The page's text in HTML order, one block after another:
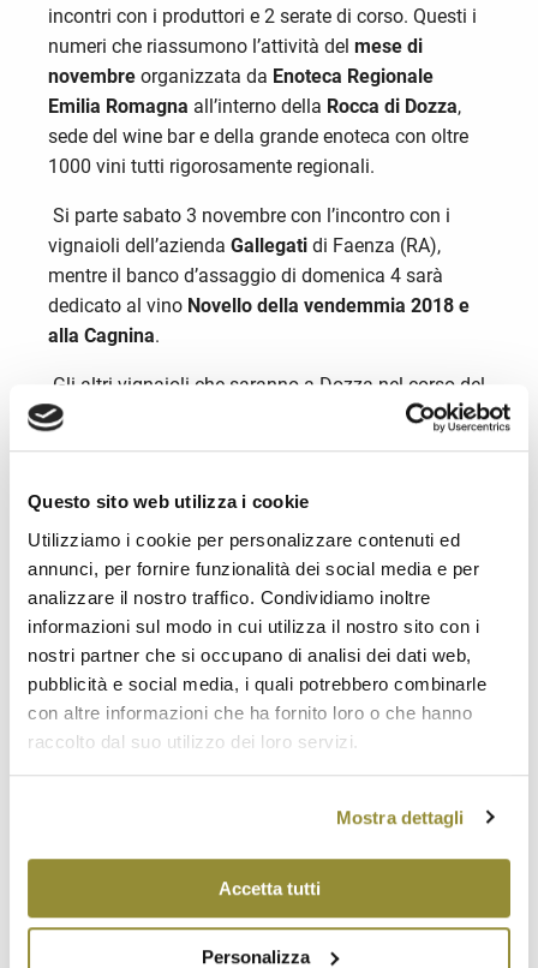
Questo sito web utilizza i cookie
Utilizziamo i cookie per personalizzare contenuti ed
annunci, per fornire funzionalità dei social media e per
analizzare il nostro traffico. Condividiamo inoltre
informazioni sul modo in cui utilizza il nostro sito con i
nostri partner che si occupano di analisi dei dati web,
pubblicità e social media, i quali potrebbero combinarle
con altre informazioni che ha fornito loro o che hanno
raccolto dal suo utilizzo dei loro servizi.
Mostra dettagli
Accetta tutti
Personalizza
incontri con i produttori e 2 serate di corso. Questi i
numeri che riassumono l’attività del mese di
novembre organizzata da Enoteca Regionale
Emilia Romagna all’interno della Rocca di Dozza,
sede del wine bar e della grande enoteca con oltre
1000 vini tutti rigorosamente regionali.
Si parte sabato 3 novembre con l’incontro con i
vignaioli dell’azienda Gallegati di Faenza (RA),
mentre il banco d’assaggio di domenica 4 sarà
dedicato al vino Novello della vendemmia 2018 e
alla Cagnina.
Gli altri vignaioli che saranno a Dozza nel corso del
mese di novembre sono quelli di:
Cà Bruciatadi
Imola (BO) sabato 10,Podere Riostodi Pianoro
Tutti gli incontri con i vignaioli prevedono assaggi
gratuiti e si svolgeranno dalle 14.30 alle 18.45.
I banchi d’assaggio della domenica pomeriggio,
sempre dalle 14.30 alle 18.45, per novembre
prevedono: l’11 l’accoppiata
Lambrusco e i vini delle
sabbie del ferrarese del Bosco Eliceo
l’autoctono delle colline di FaenzaCentesimino, per
finire il mese il 25 con un’altra accoppiata di vitigni
spiegare le degustazioni ci sarà un qualificato